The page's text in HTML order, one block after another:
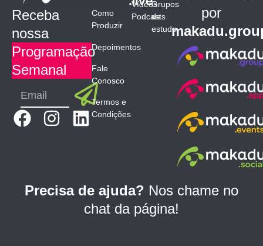
Receba
nossa
Programação
Semanal
Submit
F
b
I
a
L
e
d
Como
Produzir
Depoimentos
Fale
Conosco
Termos e
Condições
Vídeos
Podcasts
Grupos
de
estudo
por
Precisa de ajuda? Nos chame no
chat da página!